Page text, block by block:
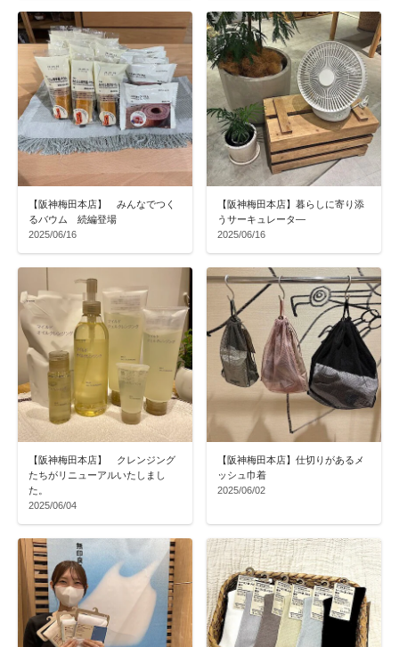
【阪神梅田本店】 みんなでつく
るバウム 続編登場
2025/06/16
【阪神梅田本店】暮らしに寄り添
うサーキュレータ―
2025/06/16
【阪神梅田本店】 クレンジング
たちがリニューアルいたしまし
た。
2025/06/04
【阪神梅田本店】仕切りがあるメ
ッシュ巾着
2025/06/02